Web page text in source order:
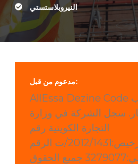
النيروبلاستستي
مدعوم من قبل:
AllEssa Dezine Code لتطوير الويب
سجل الشركة في وزارة
التجارة الكويتية رقم
الترخيص:2012/1431/ت الرقم
المدني:3279077 جميع الحقوق